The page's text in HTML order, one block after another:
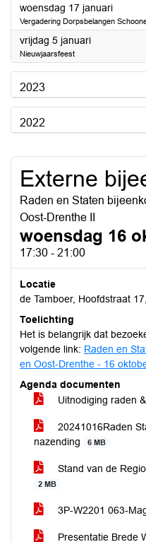
woensdag 17 januari2024
Vergadering Dorpsbelangen
vrijdag 5 januari2024
Nieuwjaarsfeest
2023
2022
Externe
Raden en Staten
Oost-Drenthe II
woensdag 16
17:30 - 21:00
Locatie
de Tamboer, Hoofdstraat
Toelichting
Het is belangrijk dat
volgende link: Raden en
en Oost-Drenthe - 16
Agenda documenten
Uitnodiging raden
20241016Raden
nazending
6 MB
Stand van de
2 MB
3P-W2201 063-
Presentatie Brede